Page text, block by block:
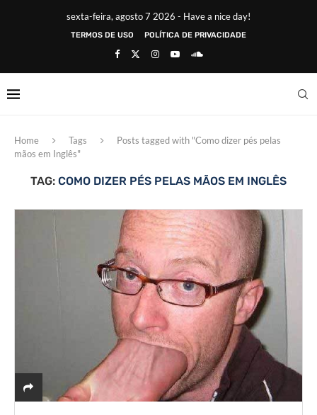
sexta-feira, agosto 7 2026 - Have a nice day!
TERMOS DE USO POLÍTICA DE PRIVACIDADE
Home Tags
Posts tagged with "Como dizer pés pelas
mãos em Inglês"
TAG: COMO DIZER PÉS PELAS MÃOS EM INGLÊS